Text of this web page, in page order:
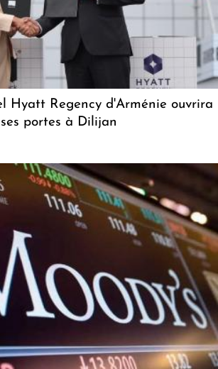
Hyatt Regency d'Arménie ouvrira
ses portes à Dilijan